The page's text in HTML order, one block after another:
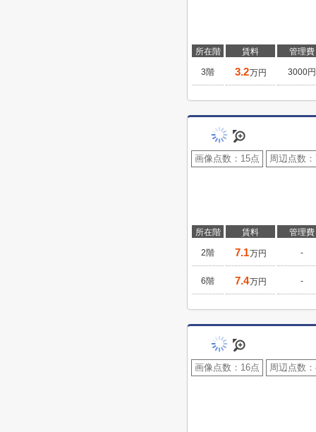
所在階 賃料 管理費
3階 3.2万円 3000円
画像点数： 15点 周辺点数：
所在階 賃料 管理費
2階 7.1万円 -
6階 7.4万円 -
画像点数： 16点 周辺点数：